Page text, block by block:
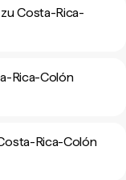
Costa-Rica-
Rica-Colón
Rica-Colón